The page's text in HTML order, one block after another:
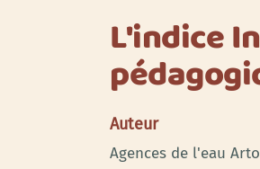
L'indice
Auteur
Agences de l'eau